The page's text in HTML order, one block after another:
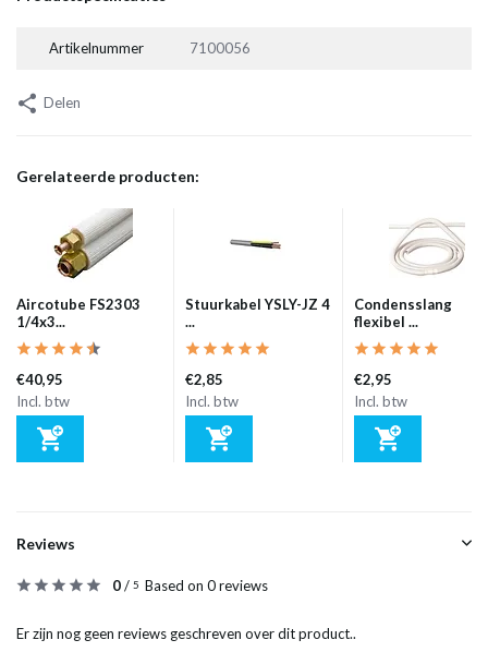
Artikelnummer 7100056
Delen
Gerelateerde producten:
Aircotube FS2303
1/4x3...
€40,95
Incl. btw
Stuurkabel YSLY-JZ 4
...
€2,85
Incl. btw
Condensslang
flexibel ...
€2,95
Incl. btw
Reviews
0/ 5 Based on 0 reviews
Er zijn nog geen reviews geschreven over dit product..